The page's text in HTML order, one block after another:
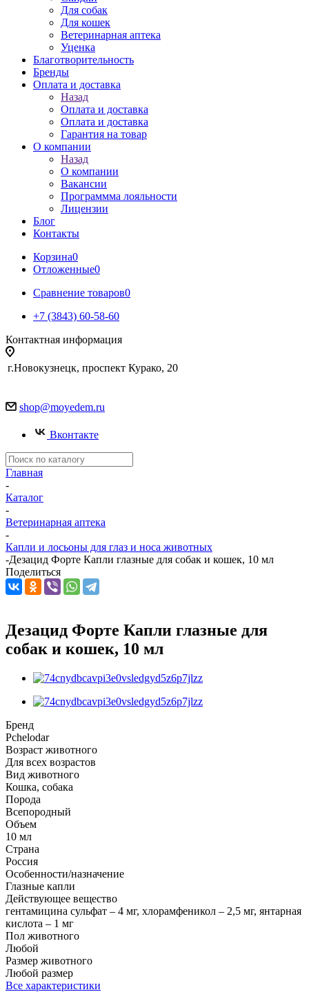
Для собак
Для кошек
Ветеринарная аптека
Уценка
Благотворительность
Бренды
Оплата и доставка
Назад
Оплата и доставка
Оплата и доставка
Гарантия на товар
О компании
Назад
О компании
Вакансии
Программма лояльности
Лицензии
Блог
Контакты
Корзина0
Отложенные0
Сравнение товаров0
+7 (3843) 60-58-60
Контактная информация
г.Новокузнецк, проспект Курако, 20
shop@moyedem.ru
Вконтакте
Главная
-
Каталог
-
Ветеринарная аптека
-
Капли и лосьоны для глаз и носа животных
-Дезацид Форте Капли глазные для собак и кошек, 10 мл
Поделиться
Дезацид Форте Капли глазные для
собак и кошек, 10 мл
Бренд
Pchelodar
Возраст животного
Для всех возрастов
Вид животного
Кошка, собака
Порода
Всепородный
Объем
10 мл
Страна
Россия
Особенности/назначение
Глазные капли
Действующее вещество
гентамицина сульфат – 4 мг, хлорамфеникол – 2,5 мг, янтарная
кислота – 1 мг
Пол животного
Любой
Размер животного
Любой размер
Все характеристики